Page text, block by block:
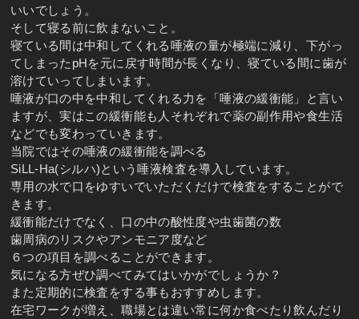
いいでしょう。
そして寝る前に飲まないこと。
寝ている間は中和してくれる唾液の量が極端に減り、下がっ
てしまったpHを元に戻す時間が長くなり、寝ている間に歯が
溶けていってしまいます。
唾液が口の中を中和してくれる力を「唾液の緩衝能」と言い
ますが、実はこの緩衝能も人それぞれで薬の副作用や食生活
などでも変わっていきます。
当院ではその唾液の緩衝能を調べる
SiLL-Ha(シルハ)という唾液検査を導入しています。
専用の水で口をゆすいでいただくだけで検査をすることがで
きます。
緩衝能だけでなく、口の中の酸性度や虫歯菌の数
歯周病のリスクやアンモニア度など
６つの項目を調べることができます。
気になる方ぜひ調べてみてはいかがでしょうか？
また定期的に検査をする事もおすすめします。
在宅ワークが増え、職場とは違い常に何か食べたり飲んだり